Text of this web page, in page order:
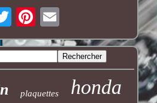
plaquettes honda